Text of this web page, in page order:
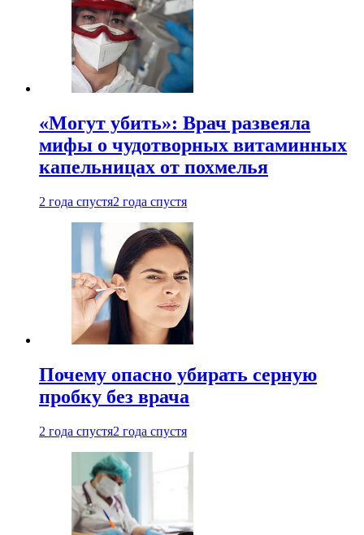
«Могут убить»: Врач развеяла
мифы о чудотворных витаминных
капельницах от похмелья
2 года спустя2 года спустя
Почему опасно убирать серную
пробку без врача
2 года спустя2 года спустя